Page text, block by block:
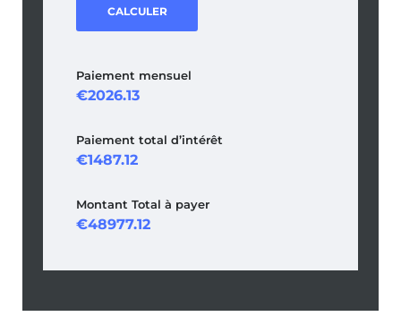
CALCULER
Paiement mensuel
2026.13
Paiement total d’intérêt
1487.12
Montant Total à payer
48977.12